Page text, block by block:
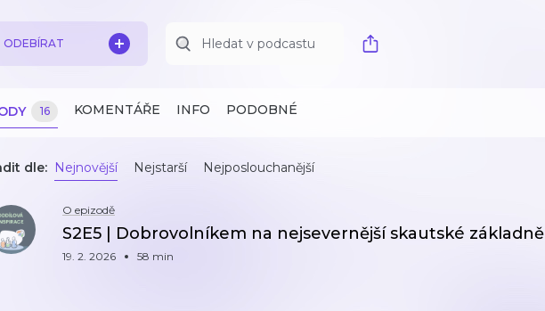
ODEBÍRAT
16 KOMENTÁŘE INFO PODOBNÉ
dle: Nejnovější Nejstarší Nejposlouchanější
O epizodě
S2E5 | Dobrovolníkem na nejsevernější skautské základně
19. 2. 2026 58 min